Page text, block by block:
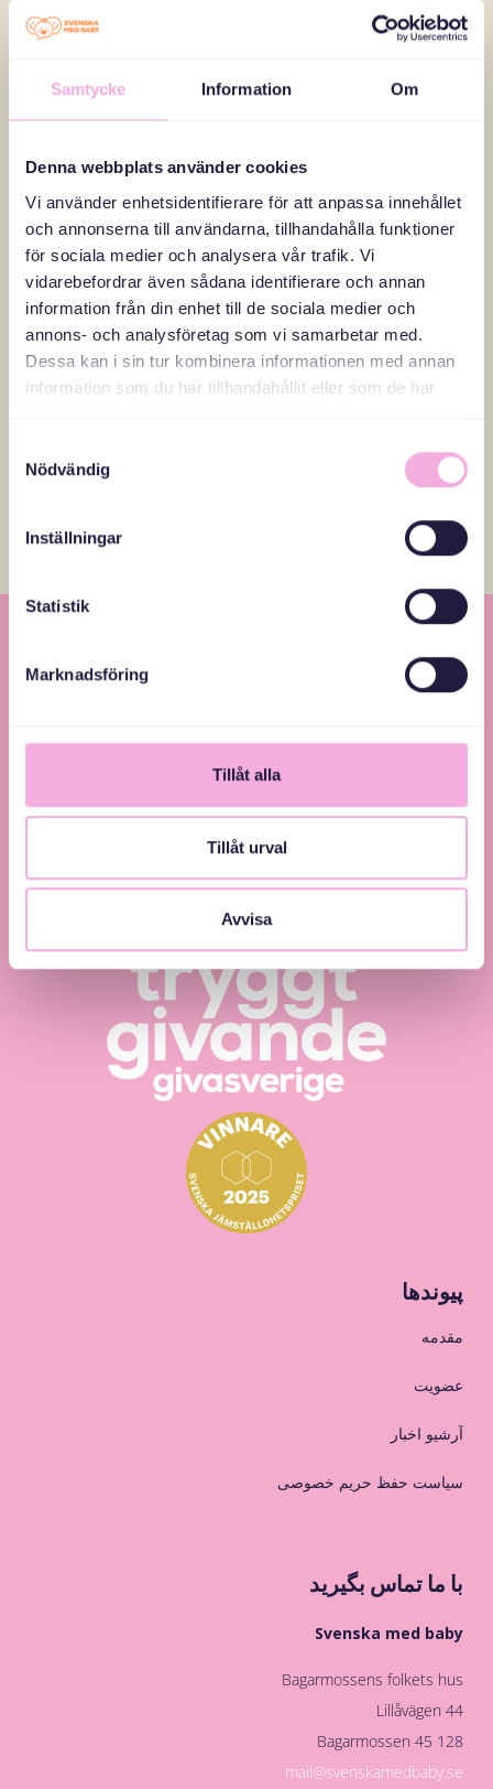
Samtycke Information Om
Denna webbplats använder cookies
Vi använder enhetsidentifierare för att anpassa innehållet
och annonserna till användarna, tillhandahålla funktioner
för sociala medier och analysera vår trafik. Vi
vidarebefordrar även sådana identifierare och annan
information från din enhet till de sociala medier och
annons- och analysföretag som vi samarbetar med.
Dessa kan i sin tur kombinera informationen med annan
information som du har tillhandahållit eller som de har
Nödvändig
Inställningar
Statistik
Marknadsföring
Tillåt alla
Tillåt urval
Avvisa
företagskurser, föräldraskapsprogram och olika kreativa
aktiviteter. ”Nikita gick till och med med i en schackklubb
anordnade.”
kontakten med andra ukrainska flyktingar och att hitta ett
socialt sammanhang, vilket är väldigt viktigt för oss,”
tillägger hon. ” Jag söker inget jobb just nu, för nu är jag
fokuserad på frilansjobb som fotograf och kanske öppnar
jag ett eget företag i Stockholm”, avslutar Tatiana med ett
stort leende.
Läs fler reportage
och inkludering.
پیوندها
مقدمه
عضویت
آرشیو اخبار
سیاست حفظ حریم خصوصی
با ما تماس بگیرید
Svenska med baby
Bagarmossens folkets hus
Lillåvägen 44
128 45 Bagarmossen
mail@svenskamedbaby.se